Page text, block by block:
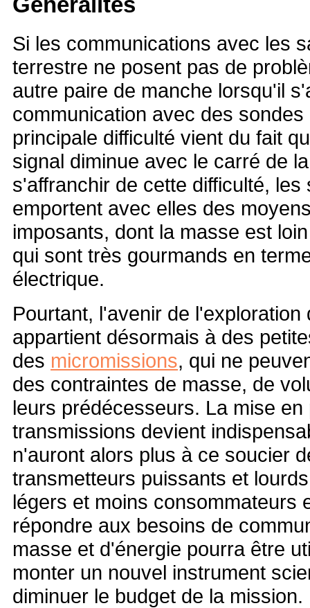
Si les communications avec les
terrestre ne posent pas de
autre paire de manche lorsqu'il
communication avec des
principale difficulté vient du fait
signal diminue avec le carré de
s'affranchir de cette difficulté, les
emportent avec elles des
imposants, dont la masse est
qui sont très gourmands en
électrique.
Pourtant, l'avenir de
appartient désormais à des
des micromissions, qui ne
des contraintes de masse, de
leurs prédécesseurs. La mise
transmissions devient
n'auront alors plus à ce soucier
transmetteurs puissants et
légers et moins consommateurs
répondre aux besoins de
masse et d'énergie pourra être
monter un nouvel instrument
diminuer le budget de la mission.